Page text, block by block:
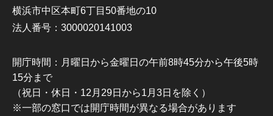
横浜市中区本町6丁目50番地の10
法人番号：3000020141003
開庁時間：月曜日から金曜日の午前8時45分から午後5時
15分まで
（祝日・休日・12月29日から1月3日を除く）
※一部の窓口では開庁時間が異なる場合があります